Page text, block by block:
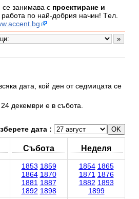
се занимава с проектиране и
по най-добрия начин! Tел.
дата, кой ден от седмицата се
декември е в събота.
дата :
Събота Неделя
1853 1859
1864 1870
1881 1887
1892 1898
1854 1865
1871 1876
1882 1893
1899